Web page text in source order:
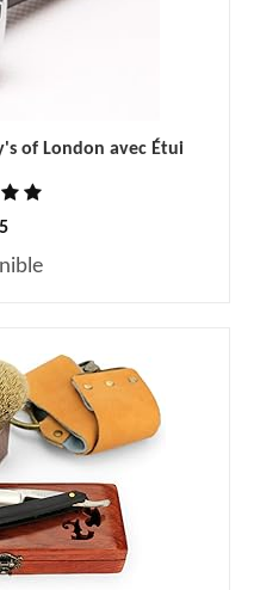
of London avec Étui